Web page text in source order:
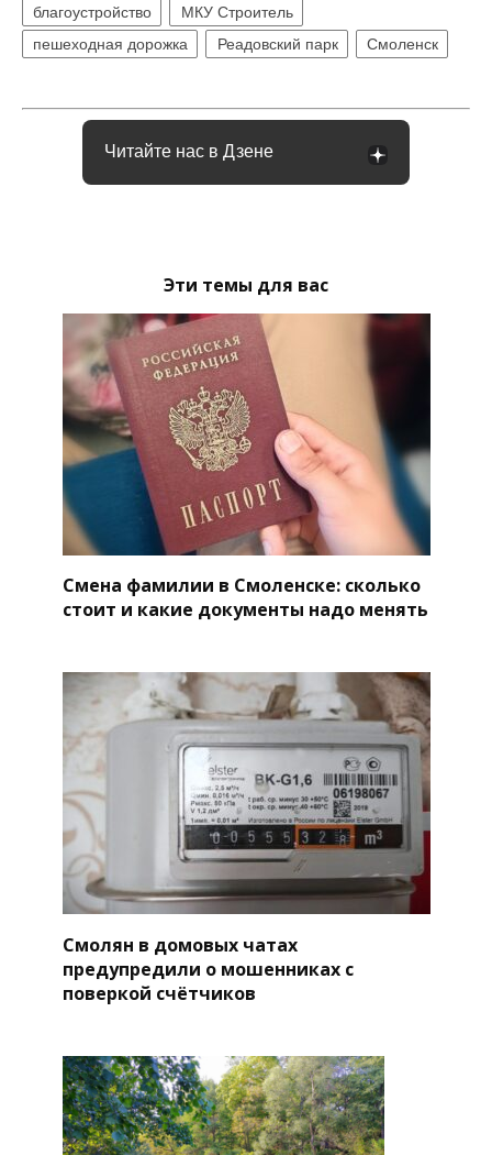
благоустройство
МКУ Строитель
пешеходная дорожка
Реадовский парк Смоленск
Читайте нас в Дзене
Эти темы для вас
Смена фамилии в Смоленске: сколько
стоит и какие документы надо менять
Смолян в домовых чатах
предупредили о мошенниках с
поверкой счётчиков